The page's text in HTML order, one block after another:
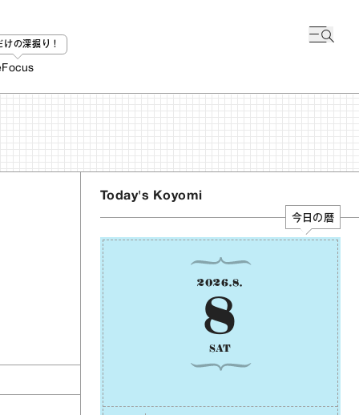
けの深掘り！
Focus
Today's Koyomi
今日の暦
2026.8.
8
SAT